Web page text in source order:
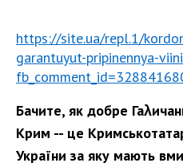
https://site.ua/repl.1/
garantuyut-pripinennya-
Бачите, як добре
Крим -- це
України за яку мають